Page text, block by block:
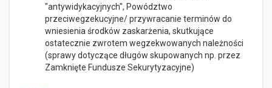
"antywidykacyjnych", Powództwo
przeciwegzekucyjne/ przywracanie terminów do
wniesienia środków zaskarżenia, skutkujące
ostatecznie zwrotem wegzekwowanych należności
(sprawy dotyczące długów skupowanych np. przez
Zamknięte Fundusze Sekurytyzacyjne)